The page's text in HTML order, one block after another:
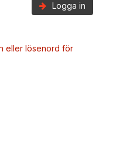
Logga in
eller lösenord för